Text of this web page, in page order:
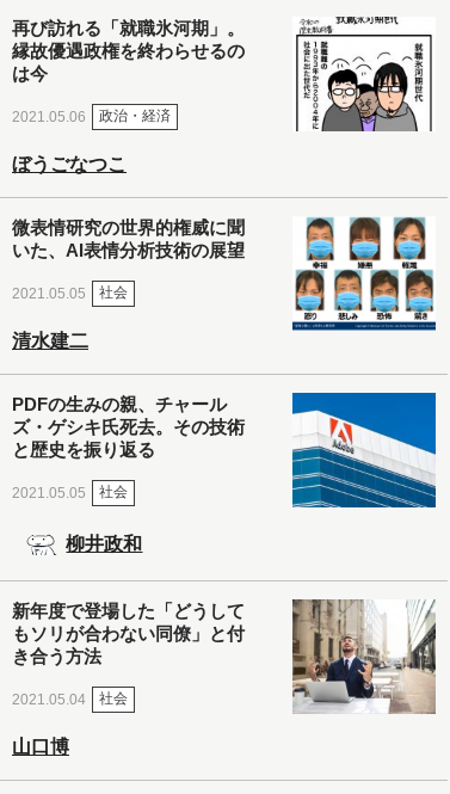
再び訪れる「就職氷河期」。
縁故優遇政権を終わらせるの
は今
2021.05.06 政治・経済
ぼうごなつこ
微表情研究の世界的権威に聞
いた、AI表情分析技術の展望
2021.05.05 社会
清水建二
PDFの生みの親、チャール
ズ・ゲシキ氏死去。その技術
と歴史を振り返る
2021.05.05 社会
柳井政和
新年度で登場した「どうして
もソリが合わない同僚」と付
き合う方法
2021.05.04 社会
山口博